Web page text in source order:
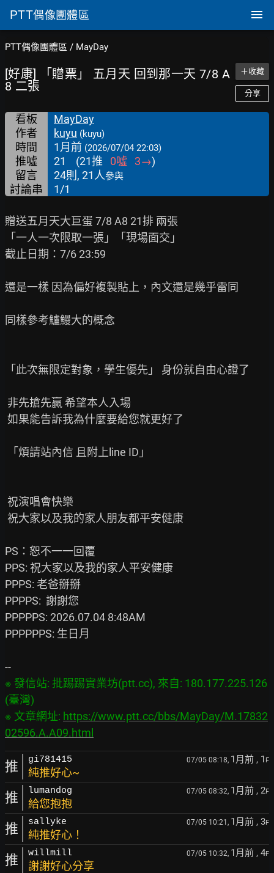
PTT偶像團體區
PTT偶像團體區 / MayDay
[好康] 「贈票」 五月天 回到那一天 7/8 A
8 二張
＋收藏
分享
看板
MayDay
作者
kuyu (kuyu)
時間 1月前 (2026/07/04 22:03)
推噓 21 (21推 0噓 3→)
留言
24則, 21人參與
討論串 1/1
贈送五月天大巨蛋 7/8 A8 21排 兩張
「一人一次限取一張」「現場面交」
截止日期：7/6 23:59
還是一樣 因為偏好複製貼上，內文還是幾乎雷同
同樣參考鱸鰻大的概念
「此次無限定對象，學生優先」 身份就自由心證了
PS：恕不一一回覆
PPS: 祝大家以及我的家人平安健康
PPPS: 老爸掰掰
PPPPS:  謝謝您
PPPPPS: 2026.07.04 8:48AM
PPPPPPS: 生日月
※ 發信站: 批踢踢實業坊(ptt.cc), 來自: 180.177.225.126
(臺灣)
※ 文章網址: https://www.ptt.cc/bbs/MayDay/M.17832
02596.A.A09.html
推 gi781415 07/05 08:18, 1月前 , 1 F
純推好心~
推 lumandog 07/05 08:32, 1月前 , 2F
給您抱抱
推 sallyke 07/05 10:21, 1月前 , 3F
純推好心！
推 willmill 07/05 10:32, 1月前 , 4F
謝謝好心分享